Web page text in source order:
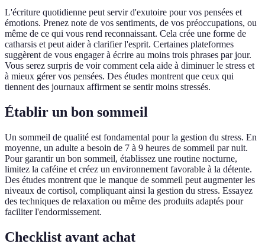
L'écriture quotidienne peut servir d'exutoire pour vos pensées et
émotions. Prenez note de vos sentiments, de vos préoccupations, ou
même de ce qui vous rend reconnaissant. Cela crée une forme de
catharsis et peut aider à clarifier l'esprit. Certaines plateformes
suggèrent de vous engager à écrire au moins trois phrases par jour.
Vous serez surpris de voir comment cela aide à diminuer le stress et
à mieux gérer vos pensées. Des études montrent que ceux qui
tiennent des journaux affirment se sentir moins stressés.
Établir un bon sommeil
Un sommeil de qualité est fondamental pour la gestion du stress. En
moyenne, un adulte a besoin de 7 à 9 heures de sommeil par nuit.
Pour garantir un bon sommeil, établissez une routine nocturne,
limitez la caféine et créez un environnement favorable à la détente.
Des études montrent que le manque de sommeil peut augmenter les
niveaux de cortisol, compliquant ainsi la gestion du stress. Essayez
des techniques de relaxation ou même des produits adaptés pour
faciliter l'endormissement.
Checklist avant achat